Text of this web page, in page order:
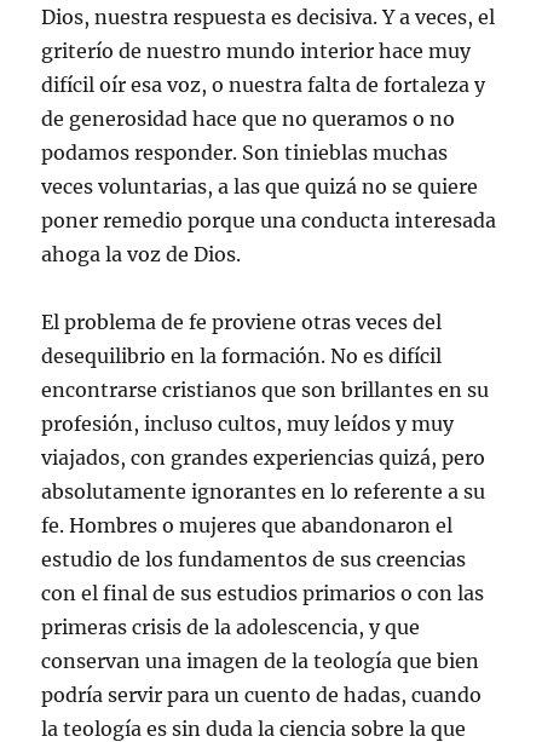
Dios, nuestra respuesta es decisiva. Y a veces, el
griterío de nuestro mundo interior hace muy
difícil oír esa voz, o nuestra falta de fortaleza y
de generosidad hace que no queramos o no
podamos responder. Son tinieblas muchas
veces voluntarias, a las que quizá no se quiere
poner remedio porque una conducta interesada
ahoga la voz de Dios.
El problema de fe proviene otras veces del
desequilibrio en la formación. No es difícil
encontrarse cristianos que son brillantes en su
profesión, incluso cultos, muy leídos y muy
viajados, con grandes experiencias quizá, pero
absolutamente ignorantes en lo referente a su
fe. Hombres o mujeres que abandonaron el
estudio de los fundamentos de sus creencias
con el final de sus estudios primarios o con las
primeras crisis de la adolescencia, y que
conservan una imagen de la teología que bien
podría servir para un cuento de hadas, cuando
la teología es sin duda la ciencia sobre la que